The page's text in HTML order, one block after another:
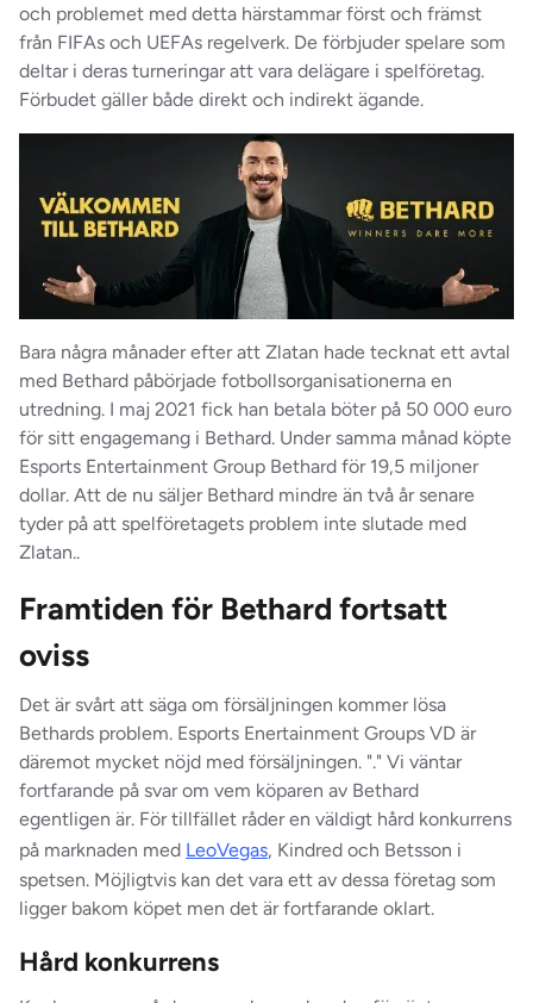
och problemet med detta härstammar först och främst
från FIFAs och UEFAs regelverk. De förbjuder spelare som
deltar i deras turneringar att vara delägare i spelföretag.
Förbudet gäller både direkt och indirekt ägande.
Bara några månader efter att Zlatan hade tecknat ett avtal
med Bethard påbörjade fotbollsorganisationerna en
utredning. I maj 2021 fick han betala böter på 50 000 euro
för sitt engagemang i Bethard. Under samma månad köpte
Esports Entertainment Group Bethard för 19,5 miljoner
dollar. Att de nu säljer Bethard mindre än två år senare
tyder på att spelföretagets problem inte slutade med
Zlatan..
Framtiden för Bethard fortsatt
oviss
Det är svårt att säga om försäljningen kommer lösa
Bethards problem. Esports Enertainment Groups VD är
däremot mycket nöjd med försäljningen. "." Vi väntar
fortfarande på svar om vem köparen av Bethard
egentligen är. För tillfället råder en väldigt hård konkurrens
på marknaden med LeoVegas, Kindred och Betsson i
spetsen. Möjligtvis kan det vara ett av dessa företag som
ligger bakom köpet men det är fortfarande oklart.
Hård konkurrens